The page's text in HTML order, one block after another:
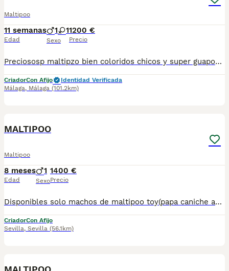
Maltipoo
11 semanas
Edad
1 1
Sexo
1200 €
Precio
Preciososp maltipzo bien coloridos chicos y super guapos padres de 2 kilos mu7 chioca ...para mas información llámame al 615080706
CriadorCon Afijo
Identidad Verificada
Málaga, Málaga (101.2km)
MALTIPOO
Maltipoo
8 meses
Edad
1
Sexo
1400 €
Precio
Disponibles solo machos de maltipoo toy(papa caniche asiático y mamá bichon maltes toy) . Listos para entregar.Posibilidad de envío en la Península. Mas información llamadas o WhatsApp 672 74 54 09 Pvp 1.400€
CriadorCon Afijo
Sevilla, Sevilla (56.1km)